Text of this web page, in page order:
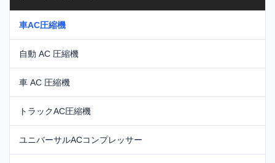
車AC圧縮機
自動 AC 圧縮機
車 AC 圧縮機
トラックAC圧縮機
ユニバーサルACコンプレッサー